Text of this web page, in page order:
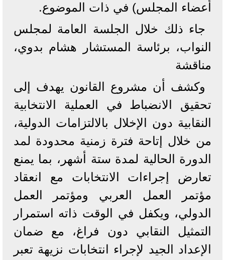
أعضاء المجلس) في ذات الموضوع.
جاء ذلك خلال الجلسة العامة لمجلس
النواب، برئاسة المستشار هشام بدوي،
مناقشة
وكشف أن مشروع القانون يهدف إلى
تحقيق الانضباط في العملية الانتخابية
النقابية دون الإخلال بالالتزامات الدولية،
من خلال إتاحة فترة زمنية محدودة لمد
الدورة الحالية لمدة ستة أشهر، بما يمنع
تعارض إجراءات الانتخابات مع انعقاد
مؤتمر العمل العربي ومؤتمر العمل
الدولي، ويكفل في الوقت ذاته استمرار
التمثيل النقابي دون فراغ، مع ضمان
الإعداد الجيد لإجراء انتخابات نزيهة تعبر